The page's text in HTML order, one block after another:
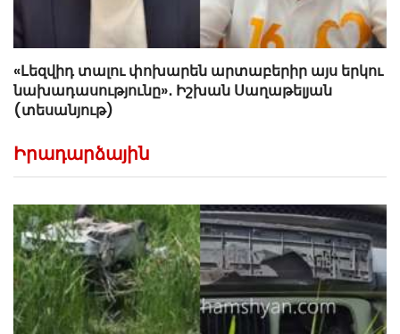
«Լեզվիդ տալու փոխարեն արտաբերիր այս երկու
նախադասությունը»․ Իշխան Սաղաթելյան
(տեսանյութ)
Իրադարձային